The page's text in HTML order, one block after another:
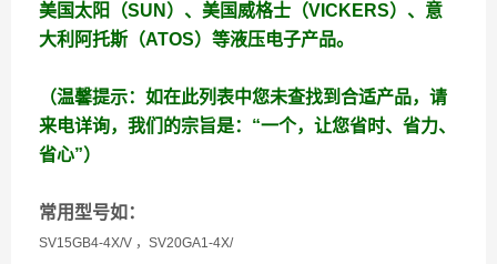
美国太阳（SUN）、美国威格士（VICKERS）、意
大利阿托斯（ATOS）等液压电子产品。
（温馨提示：如在此列表中您未查找到合适产品，请
来电详询，我们的宗旨是：“一个，让您省时、省力、
省心”）
常用型号如：
SV15GB4-4X/V ，SV20GA1-4X/